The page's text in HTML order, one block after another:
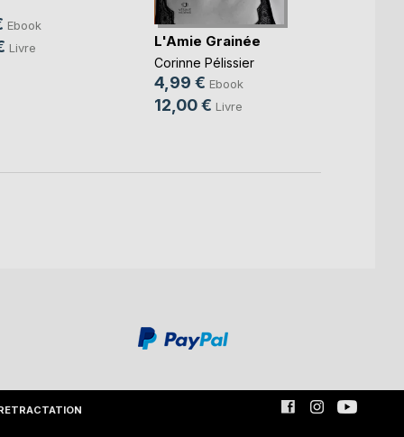
Ebook
Livre L'Amie Grainée
Corinne Pélissier
4,99 € Ebook
12,00 € Livre